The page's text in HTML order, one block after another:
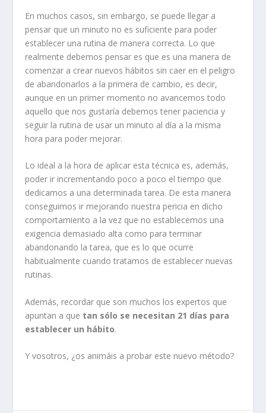
En muchos casos, sin embargo, se puede llegar a
pensar que un minuto no es suficiente para poder
establecer una rutina de manera correcta. Lo que
realmente debemos pensar es que es una manera de
comenzar a crear nuevos hábitos sin caer en el peligro
de abandonarlos a la primera de cambio, es decir,
aunque en un primer momento no avancemos todo
aquello que nos gustaría debemos tener paciencia y
seguir la rutina de usar un minuto al día a la misma
hora para poder mejorar.
Lo ideal a la hora de aplicar esta técnica es, además,
poder ir incrementando poco a poco el tiempo que
dedicamos a una determinada tarea. De esta manera
conseguimos ir mejorando nuestra pericia en dicho
comportamiento a la vez que no establecemos una
exigencia demasiado alta como para terminar
abandonando la tarea, que es lo que ocurre
habitualmente cuando tratamos de establecer nuevas
rutinas.
Además, recordar que son muchos los expertos que
apuntan a que tan sólo se necesitan 21 días para
establecer un hábito.
Y vosotros, ¿os animáis a probar este nuevo método?